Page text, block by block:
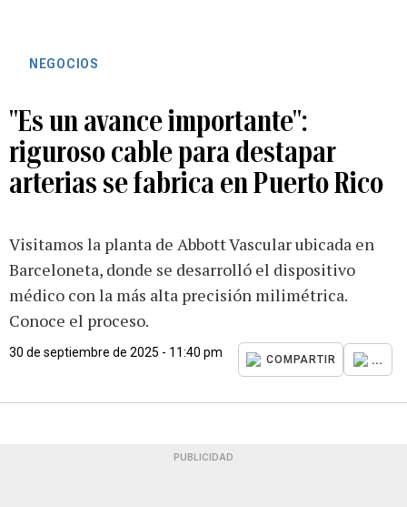
NEGOCIOS
"Es un avance importante":
riguroso cable para destapar
arterias se fabrica en Puerto Rico
Visitamos la planta de Abbott Vascular ubicada en
Barceloneta, donde se desarrolló el dispositivo
médico con la más alta precisión milimétrica.
Conoce el proceso.
30 de septiembre de 2025 - 11:40 pm
COMPARTIR ...
PUBLICIDAD